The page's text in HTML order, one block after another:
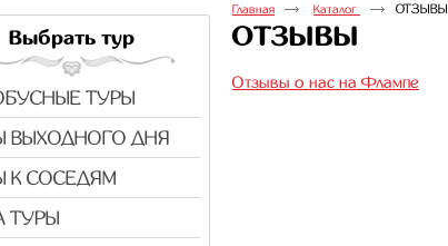
Выбрать тур
ТУРЫ
ВЫХОДНОГО ДНЯ
К СОСЕДЯМ
ТУРЫ
Главная Каталог ОТЗЫВЫ
ОТЗЫВЫ
Отзывы о нас на Флампе